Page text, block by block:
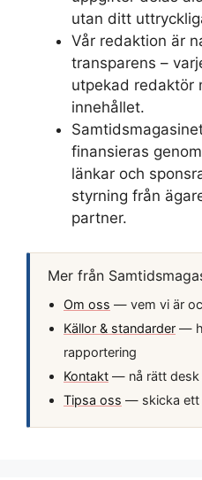
utan ditt
Vår redaktion är
transparens –
utpekad redaktör
innehållet.
finansieras
länkar och
styrning från
partner.
Mer från
Om oss — vem vi är
Källor & standarder —
rapportering
Kontakt — nå rätt desk
Tipsa oss — skicka ett